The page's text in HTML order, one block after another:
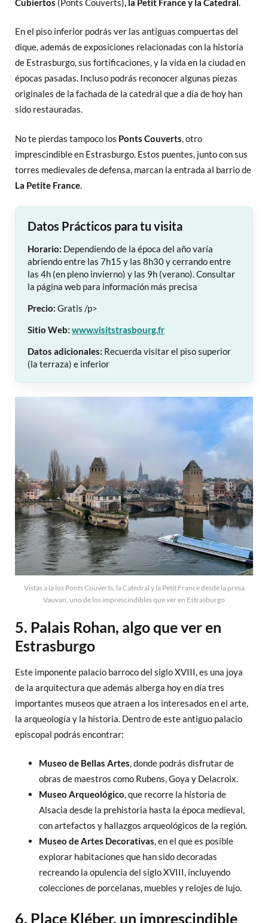
Cubiertos (Ponts Couverts), la Petit France y la Catedral .
En el piso inferior podrás ver las antiguas compuertas del
dique, además de exposiciones relacionadas con la historia
de Estrasburgo, sus fortificaciones, y la vida en la ciudad en
épocas pasadas. Incluso podrás reconocer algunas piezas
originales de la fachada de la catedral que a día de hoy han
sido restauradas.
No te pierdas tampoco los Ponts Couverts, otro
imprescindible en Estrasburgo. Estos puentes, junto con sus
torres medievales de defensa, marcan la entrada al barrio de
La Petite France.
Datos Prácticos para tu visita
Horario: Dependiendo de la época del año varía
abriendo entre las 7h15 y las 8h30 y cerrando entre
las 4h (en pleno invierno) y las 9h (verano). Consultar
la página web para información más precisa
Precio: Gratis /p>
Sitio Web: www.visitstrasbourg.fr
Datos adicionales: Recuerda visitar el piso superior
(la terraza) e inferior
Vistas a la los Ponts Couverts, la Catedral y la Petit France desde la presa
Vauvan, uno de los imprescindibles que ver en Estrasburgo
5. Palais Rohan, algo que ver en
Estrasburgo
Este imponente palacio barroco del siglo XVIII, es una joya
de la arquitectura que además alberga hoy en día tres
importantes museos que atraen a los interesados en el arte,
la arqueología y la historia. Dentro de este antiguo palacio
episcopal podrás encontrar:
Museo de Bellas Artes, donde podrás disfrutar de
obras de maestros como Rubens, Goya y Delacroix.
Museo Arqueológico, que recorre la historia de
Alsacia desde la prehistoria hasta la época medieval,
con artefactos y hallazgos arqueológicos de la región.
Museo de Artes Decorativas, en el que es posible
explorar habitaciones que han sido decoradas
recreando la opulencia del siglo XVIII, incluyendo
colecciones de porcelanas, muebles y relojes de lujo.
6. Place Kléber, un imprescindible